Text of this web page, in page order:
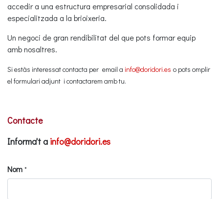
accedir a una estructura empresarial consolidada i
especialitzada a la brioixeria.
Un negoci de gran rendibilitat del que pots formar equip
amb nosaltres.
Si estàs interessat contacta per email a info@doridori.es o pots omplir
el formulari adjunt i contactarem amb tu.
Contacte
Informa't a info@doridori.es
Nom *